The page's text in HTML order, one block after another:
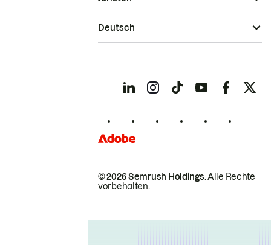
© 2026 Semrush Holdings.Alle Rechte
vorbehalten.
Deutsch